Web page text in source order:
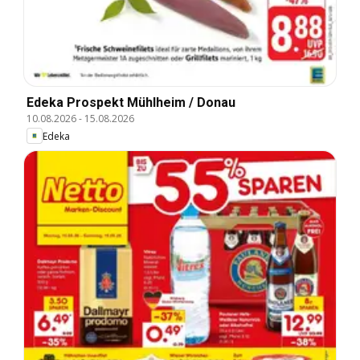
Edeka Prospekt Mühlheim / Donau
10.08.2026- 15.08.2026
Edeka